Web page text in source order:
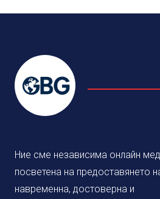
Ние сме независима онлайн
посветена на предоставянето
навременна, достоверна и